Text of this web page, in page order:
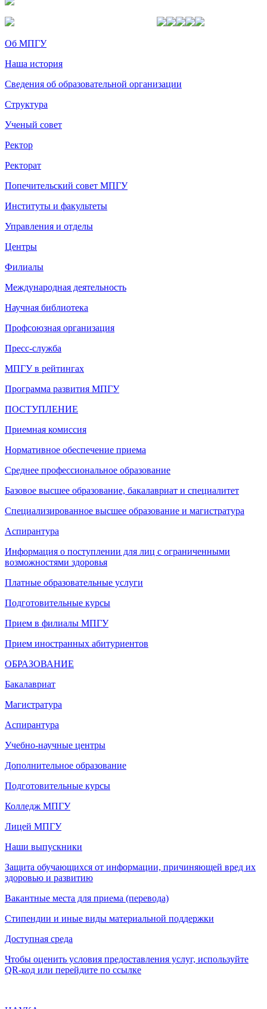
Об МПГУ
Наша история
Сведения об образовательной организации
Структура
Ученый совет
Ректор
Ректорат
Попечительский совет МПГУ
Институты и факультеты
Управления и отделы
Центры
Филиалы
Международная деятельность
Научная библиотека
Профсоюзная организация
Пресс-служба
МПГУ в рейтингах
Программа развития МПГУ
ПОСТУПЛЕНИЕ
Приемная комиссия
Нормативное обеспечение приема
Среднее профессиональное образование
Базовое высшее образование, бакалавриат и специалитет
Специализированное высшее образование и магистратура
Аспирантура
Информация о поступлении для лиц с ограниченными
возможностями здоровья
Платные образовательные услуги
Подготовительные курсы
Прием в филиалы МПГУ
Прием иностранных абитуриентов
ОБРАЗОВАНИЕ
Бакалавриат
Магистратура
Аспирантура
Учебно-научные центры
Дополнительное образование
Подготовительные курсы
Колледж МПГУ
Лицей МПГУ
Наши выпускники
Защита обучающихся от информации, причиняющей вред их
здоровью и развитию
Вакантные места для приема (перевода)
Стипендии и иные виды материальной поддержки
Доступная среда
Чтобы оценить условия предоставления услуг, используйте
QR-код или перейдите по ссылке